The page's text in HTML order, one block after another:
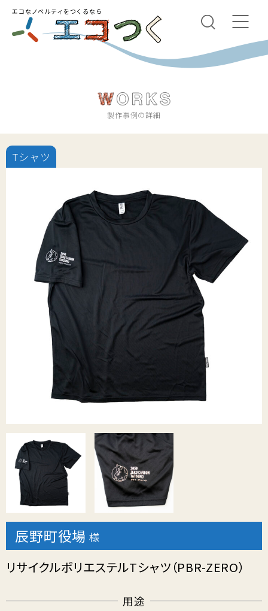
エコなノベルティをつくるなら
製作事例の詳細
Tシャツ
辰野町役場 様
リサイクルポリエステルTシャツ（PBR-ZERO）
用途